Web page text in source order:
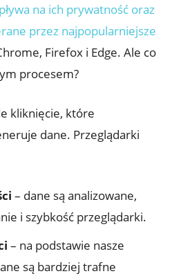
na ich⁤ prywatność oraz​
przez najpopularniejsze
Firefox i Edge. Ale co
procesem?
kliknięcie, które
dane. Przeglądarki
– dane są analizowane,
i​ szybkość⁤ przeglądarki.
– na ‌podstawie nasze
są bardziej trafne